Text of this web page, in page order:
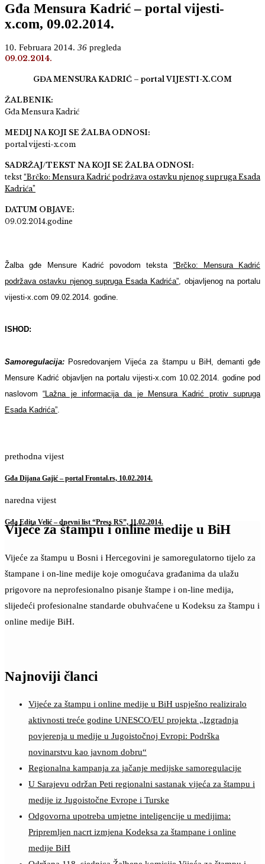
Gđa Mensura Kadrić – portal vijesti-
x.com, 09.02.2014.
10. Februara 2014. 36 pregleda
09.02.2014.
GĐA MENSURA KADRIĆ – portal VIJESTI-X.COM
ŽALBENIK:
Gđa Mensura Kadrić
MEDIJ NA KOJI SE ŽALBA ODNOSI:
portal vijesti-x.com
SADRŽAJ/TEKST NA KOJI SE ŽALBA ODNOSI:
tekst “Brčko: Mensura Kadrić podržava ostavku njenog supruga Esada
Kadrića”
DATUM OBJAVE:
09.02.2014.godine
Žalba gđe Mensure Kadrić povodom teksta “Brčko: Mensura Kadrić
podržava ostavku njenog supruga Esada Kadrića”, objavljenog na portalu
vijesti-x.com 09.02.2014. godine.
ISHOD:
Samoregulacija: Posredovanjem Vijeća za štampu u BiH, demanti gđe
Mensure Kadrić objavljen na portalu vijesti-x.com 10.02.2014. godine pod
naslovom“Lažna je informacija da je Mensura Kadrić protiv supruga
Esada Kadrića”.
prethodna vijest
Gđa Dijana Gajić – portal Frontal.rs, 10.02.2014.
naredna vijest
Gđa Edita Velić – dnevni list “Press RS”, 11.02.2014.
Vijeće za štampu i online medije u BiH
Vijeće za štampu u Bosni i Hercegovini je samoregulatorno tijelo za
štampane i on-line medije koje omogućava građanima da ulažu
prigovore na neprofesionalno pisanje štampe i on-line medija,
slijedeći profesionalne standarde obuhvaćene u Kodeksu za štampu i
online medije BiH.
Najnoviji članci
Vijeće za štampu i online medije u BiH uspješno realiziralo
aktivnosti treće godine UNESCO/EU projekta „Izgradnja
povjerenja u medije u Jugoistočnoj Evropi: Podrška
novinarstvu kao javnom dobru“
Regionalna kampanja za jačanje medijske samoregulacije
U Sarajevu održan Peti regionalni sastanak vijeća za štampu i
medije iz Jugoistočne Evrope i Turske
Odgovorna upotreba umjetne inteligencije u medijima:
Pripremljen nacrt izmjena Kodeksa za štampane i online
medije BiH